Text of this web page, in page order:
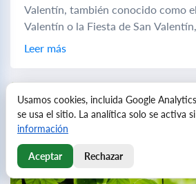
Valentín, también conocido como
Valentín o la Fiesta de San
anualmente...
Leer más
Usamos cookies, incluida Google
se usa el sitio. La analítica solo se activa
información
Aceptar Rechazar